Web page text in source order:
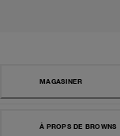
MAGASINER
À PROPS DE BROWNS